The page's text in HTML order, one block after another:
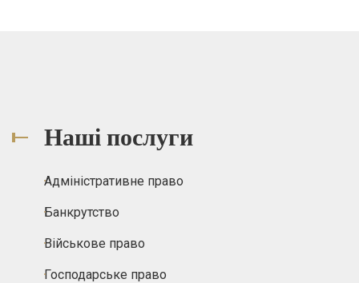
Наші послуги
Адміністративне право
Банкрутство
Військове право
Господарське право